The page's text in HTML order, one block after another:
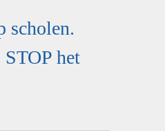
scholen.
het